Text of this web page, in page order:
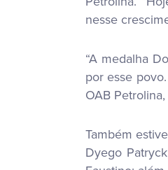
nesse
“A medalha
por esse
OAB
Também
Dyego